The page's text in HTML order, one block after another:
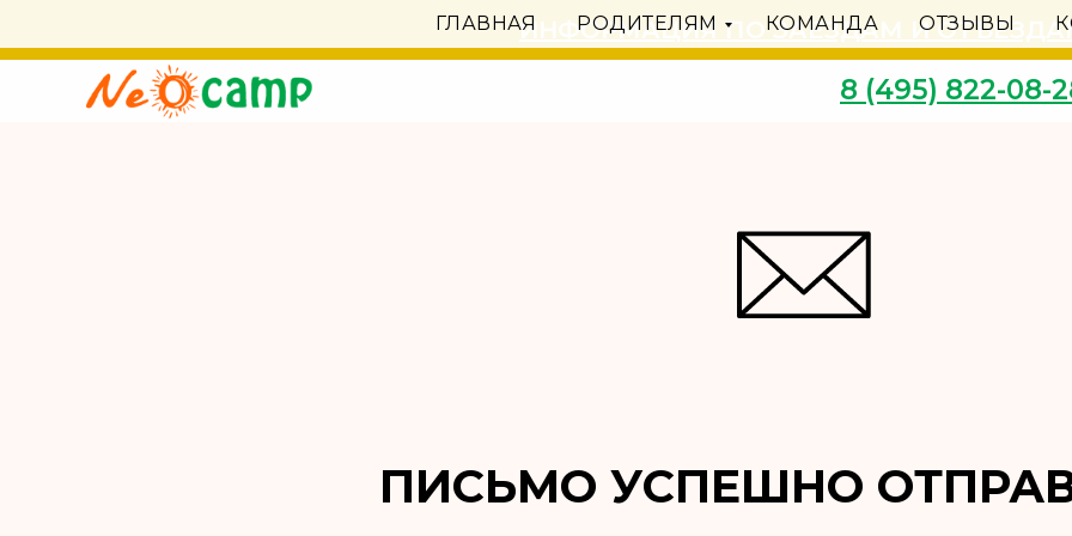
ИНФОРМАЦИЯ ПО ЗАЕЗДАМ И
8 (495) 822-08-
ГЛАВНАЯ РОДИТЕЛЯМ КОМАНДА ОТЗЫВЫ
ПИСЬМО УСПЕШНО